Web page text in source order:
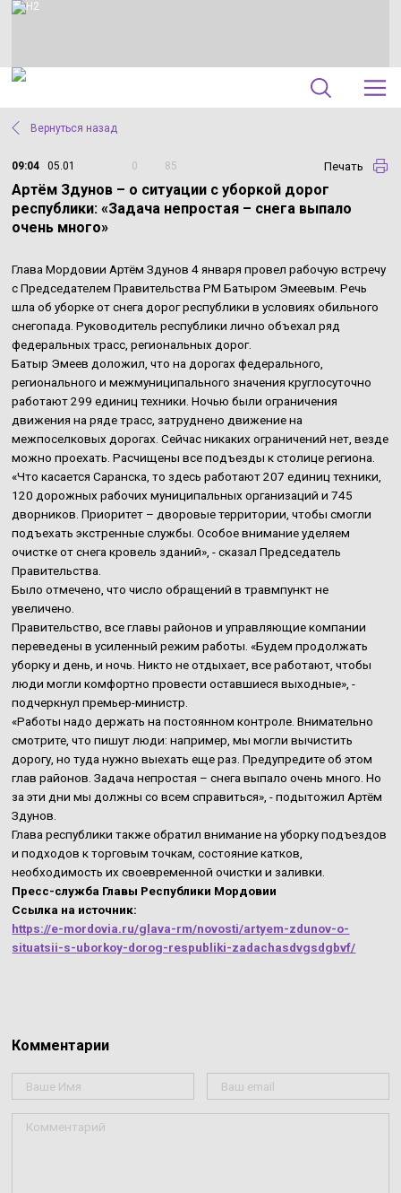
Вернуться назад
09:04 05.01 0 85 Печать
Артём Здунов – о ситуации с уборкой дорог
республики: «Задача непростая – снега выпало
очень много»
Глава Мордовии Артём Здунов 4 января провел рабочую встречу
с Председателем Правительства РМ Батыром Эмеевым. Речь
шла об уборке от снега дорог республики в условиях обильного
снегопада. Руководитель республики лично объехал ряд
федеральных трасс, региональных дорог.
Батыр Эмеев доложил, что на дорогах федерального,
регионального и межмуниципального значения круглосуточно
работают 299 единиц техники. Ночью были ограничения
движения на ряде трасс, затруднено движение на
межпоселковых дорогах. Сейчас никаких ограничений нет, везде
можно проехать. Расчищены все подъезды к столице региона.
«Что касается Саранска, то здесь работают 207 единиц техники,
120 дорожных рабочих муниципальных организаций и 745
дворников. Приоритет – дворовые территории, чтобы смогли
подъехать экстренные службы. Особое внимание уделяем
очистке от снега кровель зданий», - сказал Председатель
Правительства.
Было отмечено, что число обращений в травмпункт не
увеличено.
Правительство, все главы районов и управляющие компании
переведены в усиленный режим работы. «Будем продолжать
уборку и день, и ночь. Никто не отдыхает, все работают, чтобы
люди могли комфортно провести оставшиеся выходные», -
подчеркнул премьер-министр.
«Работы надо держать на постоянном контроле. Внимательно
смотрите, что пишут люди: например, мы могли вычистить
дорогу, но туда нужно выехать еще раз. Предупредите об этом
глав районов. Задача непростая – снега выпало очень много. Но
за эти дни мы должны со всем справиться», - подытожил Артём
Здунов.
Глава республики также обратил внимание на уборку подъездов
и подходов к торговым точкам, состояние катков,
необходимость их своевременной очистки и заливки.
Пресс-служба Главы Республики Мордовии
Ссылка на источник:
https://e-mordovia.ru/glava-rm/novosti/artyem-zdunov-o-
situatsii-s-uborkoy-dorog-respubliki-zadachasdvgsdgbvf/
Комментарии